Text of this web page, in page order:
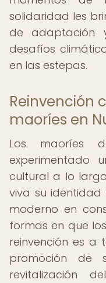
solidaridad les
de adaptación
desafíos
en las estepas.
Reinvención
maoríes en
Los maoríes
experimentado
cultural a lo
viva su
moderno en
formas en que
reinvención es a
promoción de
revitalización